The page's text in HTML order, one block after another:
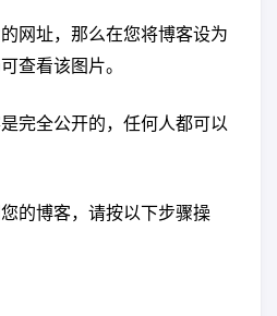
网址，那么在您将博客设为
查看该图片。
完全公开的，任何人都可以
的博客，请按以下步骤操